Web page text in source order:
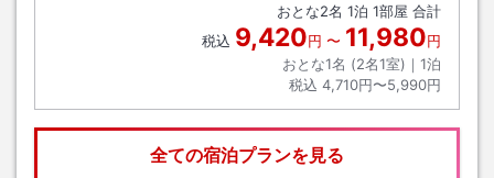
おとな2名 1泊 1部屋 合計
税込 9,420円 〜 11,980円
おとな1名 (2名1室)｜ 1泊
税込 4,710円〜5,990円
全ての宿泊プランを見る